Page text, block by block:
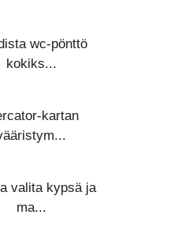
wc-pönttö
kokiks...
kartan
valita kypsä ja
ma...